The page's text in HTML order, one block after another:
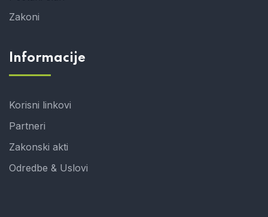
Zakoni
Informacije
Korisni linkovi
Partneri
Zakonski akti
Odredbe & Uslovi